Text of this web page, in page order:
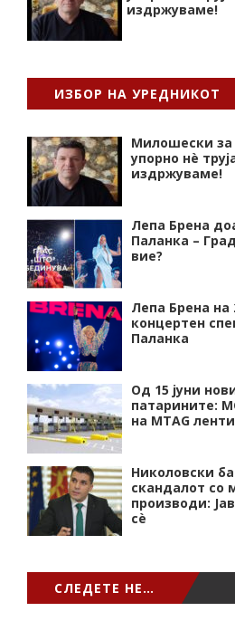
издржуваме!
ИЗБОР НА УРЕДНИКОТ
Милошески за
упорно нѐ
издржуваме!
Лепа Брена
Паланка –
вие?
Лепа Брена на
концертен
Паланка
Од 15 јуни
патарините:
на MTAG
Николовски
скандалот со
производи:
сѐ
СЛЕДЕТЕ НЕ…